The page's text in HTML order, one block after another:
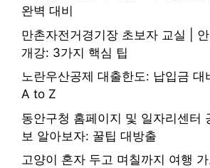
완벽 대비
만촌자전거경기장 초보자 교실 |
개강: 3가지 핵심 팁
노란우산공제 대출한도: 납입금 대
A to Z
동안구청 홈페이지 및 일자리센터
보 알아보자: 꿀팁 대방출
고양이 혼자 두고 며칠까지 여행